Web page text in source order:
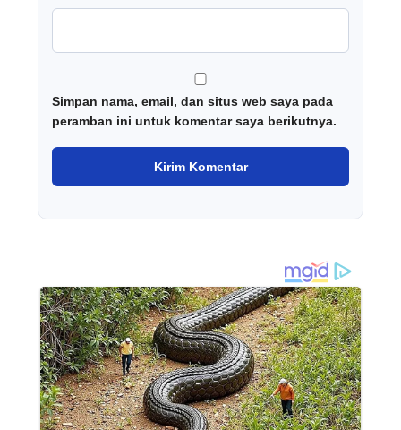
Simpan nama, email, dan situs web saya pada
peramban ini untuk komentar saya berikutnya.